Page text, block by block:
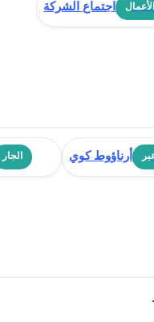
الأعمال اجتماع الشركة
أرناؤوط كوي الجار